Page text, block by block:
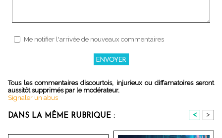
Me notifier l'arrivée de nouveaux commentaires
Tous les commentaires discourtois, injurieux ou diffamatoires seront
aussitôt supprimés par le modérateur.
Signaler un abus
DANS LA MÊME RUBRIQUE : < >